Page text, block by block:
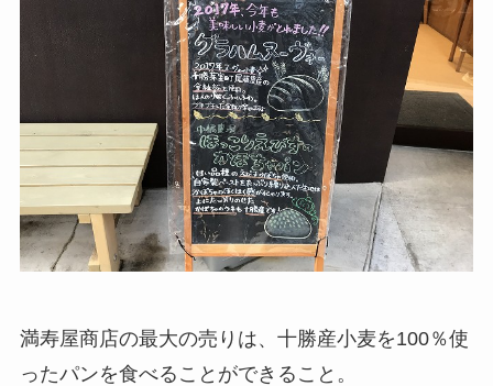
満寿屋商店の最大の売りは、十勝産小麦を100％使
ったパンを食べることができること。